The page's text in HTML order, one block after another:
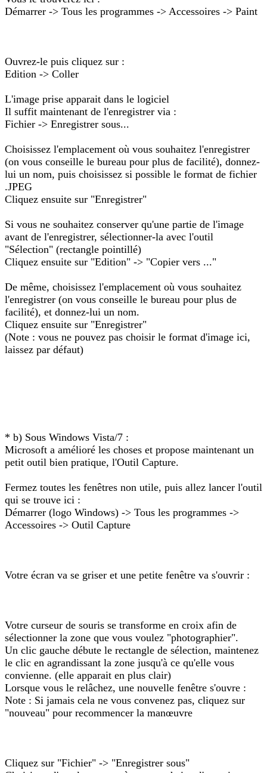
Démarrer -> Tous les programmes -> Accessoires -> Paint
Ouvrez-le puis cliquez sur :
Edition -> Coller
L'image prise apparait dans le logiciel
Il suffit maintenant de l'enregistrer via :
Fichier -> Enregistrer sous...
Choisissez l'emplacement où vous souhaitez l'enregistrer
(on vous conseille le bureau pour plus de facilité), donnez-
lui un nom, puis choisissez si possible le format de fichier
.JPEG
Cliquez ensuite sur "Enregistrer"
Si vous ne souhaitez conserver qu'une partie de l'image
avant de l'enregistrer, sélectionner-la avec l'outil
"Sélection" (rectangle pointillé)
Cliquez ensuite sur "Edition" -> "Copier vers ..."
De même, choisissez l'emplacement où vous souhaitez
l'enregistrer (on vous conseille le bureau pour plus de
facilité), et donnez-lui un nom.
Cliquez ensuite sur "Enregistrer"
(Note : vous ne pouvez pas choisir le format d'image ici,
laissez par défaut)
* b) Sous Windows Vista/7 :
Microsoft a amélioré les choses et propose maintenant un
petit outil bien pratique, l'Outil Capture.
Fermez toutes les fenêtres non utile, puis allez lancer l'outil
qui se trouve ici :
Démarrer (logo Windows) -> Tous les programmes ->
Accessoires -> Outil Capture
Votre écran va se griser et une petite fenêtre va s'ouvrir :
Votre curseur de souris se transforme en croix afin de
sélectionner la zone que vous voulez "photographier".
Un clic gauche débute le rectangle de sélection, maintenez
le clic en agrandissant la zone jusqu'à ce qu'elle vous
convienne. (elle apparait en plus clair)
Lorsque vous le relâchez, une nouvelle fenêtre s'ouvre :
Note : Si jamais cela ne vous convenez pas, cliquez sur
"nouveau" pour recommencer la manœuvre
Cliquez sur "Fichier" -> "Enregistrer sous"